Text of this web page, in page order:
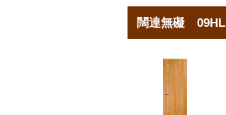
闊達無礙 09HL